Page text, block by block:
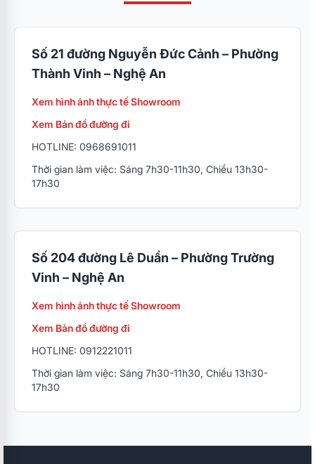
Số 21 đường Nguyễn Đức Cảnh – Phường
Thành Vinh – Nghệ An
Xem hình ảnh thực tế Showroom
Xem Bản đồ đường đi
HOTLINE: 0968691011
Thời gian làm việc: Sáng 7h30-11h30, Chiều 13h30-
17h30
Số 204 đường Lê Duẩn – Phường Trường
Vinh – Nghệ An
Xem hình ảnh thực tế Showroom
Xem Bản đồ đường đi
HOTLINE: 0912221011
Thời gian làm việc: Sáng 7h30-11h30, Chiều 13h30-
17h30